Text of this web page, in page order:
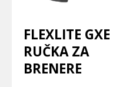
FLEXLITE GXE
RUČKA ZA
BRENERE